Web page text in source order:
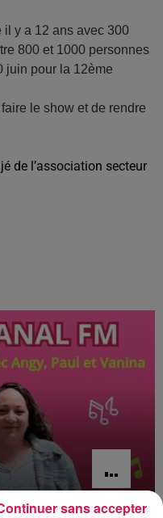
il y a 12 ans avec 300
800 et 1000 personnes
juin pour la 12ème
faire le show et de rendre
de l’association secteur
sans accepter